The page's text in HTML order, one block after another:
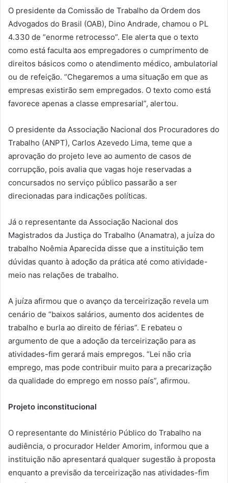
O presidente da Comissão de Trabalho da Ordem dos
Advogados do Brasil (OAB), Dino Andrade, chamou o PL
4.330 de “enorme retrocesso”. Ele alerta que o texto
como está faculta aos empregadores o cumprimento de
direitos básicos como o atendimento médico, ambulatorial
ou de refeição. “Chegaremos a uma situação em que as
empresas existirão sem empregados. O texto como está
favorece apenas a classe empresarial”, alertou.
O presidente da Associação Nacional dos Procuradores do
Trabalho (ANPT), Carlos Azevedo Lima, teme que a
aprovação do projeto leve ao aumento de casos de
corrupção, pois avalia que vagas hoje reservadas a
concursados no serviço público passarão a ser
direcionadas para indicações políticas.
Já o representante da Associação Nacional dos
Magistrados da Justiça do Trabalho (Anamatra), a juíza do
trabalho Noêmia Aparecida disse que a instituição tem
dúvidas quanto à adoção da prática até como atividade-
meio nas relações de trabalho.
A juíza afirmou que o avanço da terceirização revela um
cenário de “baixos salários, aumento dos acidentes de
trabalho e burla ao direito de férias”. E rebateu o
argumento de que a adoção da terceirização para as
atividades-fim gerará mais empregos. “Lei não cria
emprego, mas pode contribuir muito para a precarização
da qualidade do emprego em nosso país”, afirmou.
Projeto inconstitucional
O representante do Ministério Público do Trabalho na
audiência, o procurador Helder Amorim, informou que a
instituição não apresentará qualquer sugestão à proposta
enquanto a previsão da terceirização nas atividades-fim